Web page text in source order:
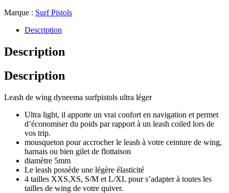
Marque : Surf Pistols
Description
Description
Description
Leash de wing dyneema surfpistols ultra léger
Ultra light, il apporte un vrai confort en navigation et permet
d’économiser du poids par rapport à un leash coiled lors de
vos trip.
mousqueton pour accrocher le leash à votre ceinture de wing,
harnais ou bien gilet de flottaison
diamètre 5mm
Le leash possède une légère élasticité
4 tailles XXS,XS, S/M et L/XL pour s’adapter à toutes les
tailles de wing de votre quiver.